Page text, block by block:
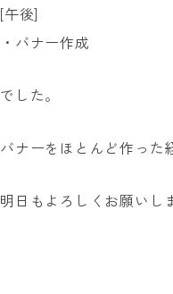
[午後]
・バナー作成
でした。
バナーをほとんど作った
明日もよろしくお願いし